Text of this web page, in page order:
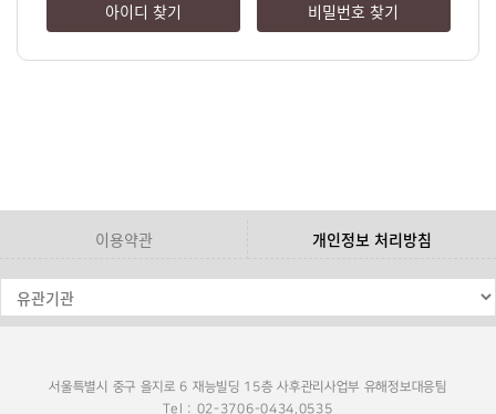
아이디 찾기 비밀번호 찾기
이용약관 개인정보 처리방침
서울특별시 중구 을지로 6 재능빌딩 15층 사후관리사업부 유해정보대응팀
Tel : 02-3706-0434,0535